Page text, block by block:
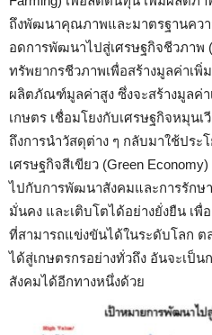
ถึงพัฒนาคุณภาพและมาตรฐานคว
อดการพัฒนาไปสู่เศรษฐกิจชีวภาพ
ทรัพยากรชีวภาพเพื่อสร้างมูลค่าเ
ผลิตภัณฑ์มูลค่าสูง ซึ่งจะสร้างมูลค่
เกษตร เชื่อมโยงกับเศรษฐกิจหมุนเ
ถึงการนำวัสดุต่าง ๆ กลับมาใช้ปร
เศรษฐกิจสีเขียว (Green
ไปกับการพัฒนาสังคมและการรักษ
มั่นคง และเติบโตได้อย่างยั่งยืน เพื่
ที่สามารถแข่งขันได้ในระดับโลก ต
ได้สู่เกษตรกรอย่างทั่วถึง อันจะเป็
สังคมได้อีกทางหนึ่งด้วย